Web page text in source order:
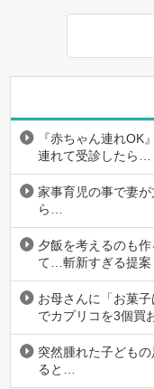
『赤ちゃん連れOK
連れて受診したら…
家事育児の事で妻
ら…
夕飯を考えるのも
て…斬新すぎる提案
お母さんに「お菓
でカプリコを3個買
突然腫れた子ども
ると…